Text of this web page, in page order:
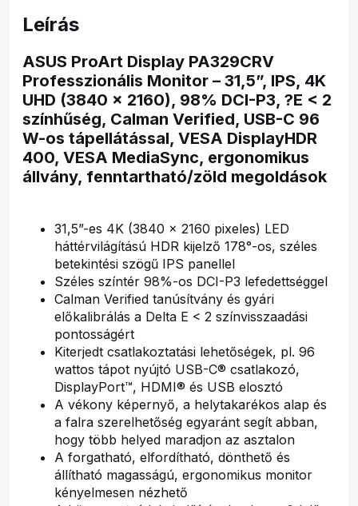
Leírás
ASUS ProArt Display PA329CRV
Professzionális Monitor – 31,5”, IPS, 4K
UHD (3840 x 2160), 98% DCI-P3, ?E < 2
színhűség, Calman Verified, USB-C 96
W-os tápellátással, VESA DisplayHDR
400, VESA MediaSync, ergonomikus
állvány, fenntartható/zöld megoldások
31,5”-es 4K (3840 x 2160 pixeles) LED
háttérvilágítású HDR kijelző 178°-os, széles
betekintési szögű IPS panellel
Széles színtér 98%-os DCI-P3 lefedettséggel
Calman Verified tanúsítvány és gyári
előkalibrálás a Delta E < 2 színvisszaadási
pontosságért
Kiterjedt csatlakoztatási lehetőségek, pl. 96
wattos tápot nyújtó USB-C® csatlakozó,
DisplayPort™, HDMI® és USB elosztó
A vékony képernyő, a helytakarékos alap és
a falra szerelhetőség egyaránt segít abban,
hogy több helyed maradjon az asztalon
A forgatható, elfordítható, dönthető és
állítható magasságú, ergonomikus monitor
kényelmesen nézhető